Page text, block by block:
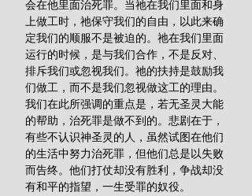
会在他里面治死罪。当祂在我们里面和身
上做工时，祂保守我们的自由，以此来确
定我们的顺服不是被迫的。祂在我们里面
运行的时候，是与我们合作，不是反对、
排斥我们或忽视我们。祂的扶持是鼓励我
们做工，而不是我们忽视做这工的理由。
我们在此所强调的重点是，若无圣灵大能
的帮助，治死罪是做不到的。悲剧在于，
有些不认识神圣灵的人，虽然试图在他们
的生活中努力治死罪，但他们总是以失败
而告终。他们打仗却没有胜利，争战却没
有和平的指望，一生受罪的奴役。